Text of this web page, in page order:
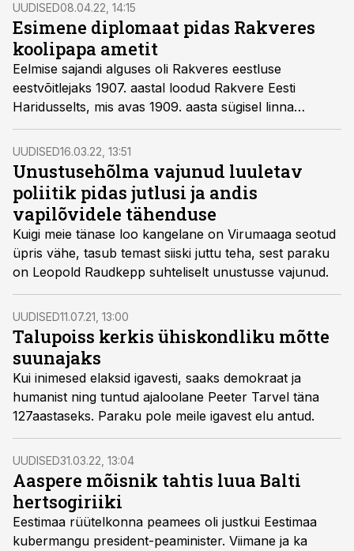
UUDISED08.04.22, 14:15
Esimene diplomaat pidas Rakveres
koolipapa ametit
Eelmise sajandi alguses oli Rakveres eestluse
eestvõitlejaks 1907. aastal loodud Rakvere Eesti
Haridusselts, mis avas 1909. aasta sügisel linna
esimese eestikeelse kooli. Kooli juhatajaks kutsuti noor
õpetaja ja hilisem tuntud diplomaat ja poliitik Julius
Friedrich Seljamaa.
UUDISED16.03.22, 13:51
Unustusehõlma vajunud luuletav
poliitik pidas jutlusi ja andis
vapilõvidele tähenduse
Kuigi meie tänase loo kangelane on Virumaaga seotud
üpris vähe, tasub temast siiski juttu teha, sest paraku
on Leopold Raudkepp suhteliselt unustusse vajunud.
UUDISED11.07.21, 13:00
Talupoiss kerkis ühiskondliku mõtte
suunajaks
Kui inimesed elaksid igavesti, saaks demokraat ja
humanist ning tuntud ajaloolane Peeter Tarvel täna
127aastaseks. Paraku pole meile igavest elu antud.
UUDISED31.03.22, 13:04
Aaspere mõisnik tahtis luua Balti
hertsogiriiki
Eestimaa rüütelkonna peamees oli justkui Eestimaa
kubermangu president-peaminister. Viimane ja ka